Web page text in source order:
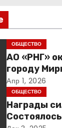
ОБЩЕСТВО
АО «РНГ»
городу
Апр 1, 2026
ОБЩЕСТВО
Награды